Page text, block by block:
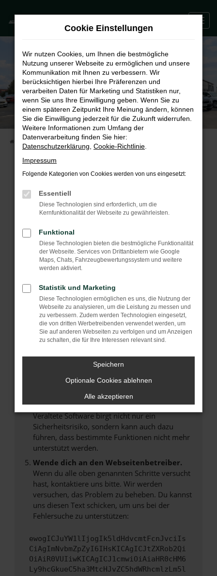
Zum
Hauptinhalt
STARTSEITE FAHRZEUGE UNSERE FAHRZEUGE
Fehler: Network Error
Beim Laden ist ein Fehler aufgetreten.
Hier sind ein paar Tipps, die dir helfen können:
Überprüfe deine Firewall und deine
Internetverbindung.
Laden andere Webseiten, zum Beispiel deine
Suchmaschine?
Manche Erweiterungen, wie Werbeblocker,
können das Laden bestimmter Seiten
verhindern. Funktioniert die Seite in einem
anderen Browser oder in einem privaten
Fenster?
Das kann manchmal helfen, vorübergehende
Probleme zu beheben.
Stelle sicher, dass dein Browser und dein
Betriebssystem auf dem neuesten Stand
sind.
Veraltete Software birgt nicht nur ein
Sicherheitsrisiko, sondern kann auch dazu
führen, dass bestimmte Funktionen nicht mehr
unterstützt werden.
Wende dich an den Webseitenbetreiber.
Wenn du alle oben genannten Schritte versucht
hast, kontaktiere uns bitte. Wir werden
versuchen, das Problem zu beheben. Du kannst
uns diesen Text schicken, um uns bei der
Fehlersuche zu unterstützen:
ewogICJuYW1lIjogIk5ldHdvcmtFcnJvciIs
CiAgImNvbmZpZyI6IHsKICAgICJtZXRob2Qi
OiAiR0VUIiwKICAgICJ1cmwiOiAiaHR0cHM6
Ly9hcGkueC5ha3MtcHJvZC5hdWRhcmlzLm5l
Cookie Einstellungen
Wir nutzen Cookies, um Ihnen die bestmögliche
Nutzung unserer Webseite zu ermöglichen und unsere
Kommunikation mit Ihnen zu verbessern. Wir
berücksichtigen hierbei Ihre Präferenzen und
verarbeiten Daten für Marketing und Statistiken nur,
wenn Sie uns Ihre Einwilligung geben. Wenn Sie zu
einem späteren Zeitpunkt Ihre Meinung ändern, können
Sie die Einwilligung jederzeit für die Zukunft widerrufen.
Weitere Informationen zum Umfang der
Datenverarbeitung finden Sie hier:
Datenschutzerklärung Cookie-Richtlinie
Impressum
Folgende Kategorien von Cookies werden von uns eingesetzt:
Essentiell
Diese Technologien sind erforderlich, um die
Kernfunktionalität der Webseite zu gewährleisten.
Funktional
Diese Technologien bieten die bestmögliche Funktionalität
der Webseite. Services von Drittanbietern wie Google
Maps, Chats, Fahrzeugbewertungssystem und weitere
werden aktiviert.
Statistik und Marketing
Diese Technologien ermöglichen es uns, die Nutzung der
Webseite zu analysieren, um die Leistung zu messen und
zu verbessern. Zudem werden Technologien eingesetzt,
die von dritten Werbetreibenden verwendet werden, um
Sie auf anderen Webseiten zu verfolgen und um Anzeigen
zu schalten, die für Ihre Interessen relevant sind.
Speichern
Optionale Cookies ablehnen
Alle akzeptieren